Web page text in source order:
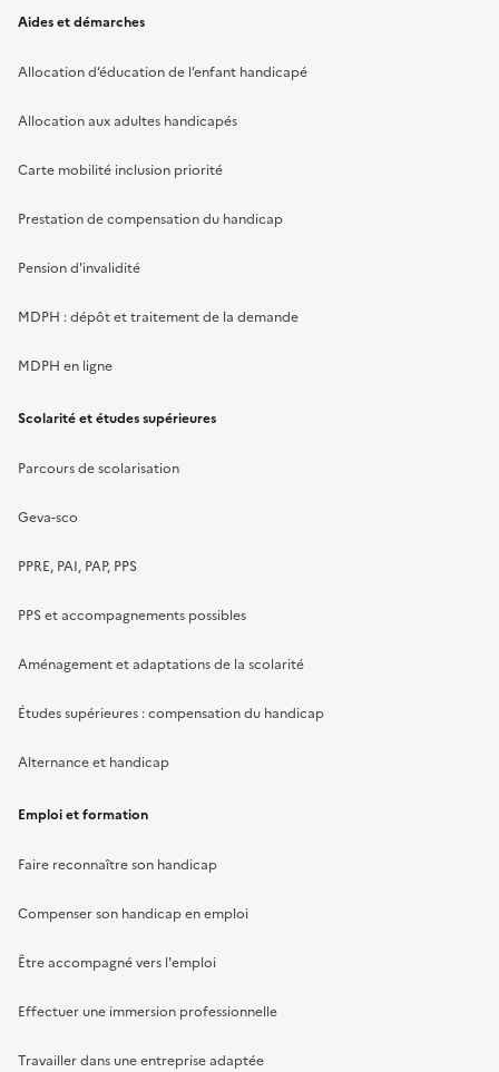
Aides et démarches
Allocation d’éducation de l’enfant handicapé
Allocation aux adultes handicapés
Carte mobilité inclusion priorité
Prestation de compensation du handicap
Pension d'invalidité
MDPH : dépôt et traitement de la demande
MDPH en ligne
Scolarité et études supérieures
Parcours de scolarisation
Geva-sco
PPRE, PAI, PAP, PPS
PPS et accompagnements possibles
Aménagement et adaptations de la scolarité
Études supérieures : compensation du handicap
Alternance et handicap
Emploi et formation
Faire reconnaître son handicap
Compenser son handicap en emploi
Être accompagné vers l'emploi
Effectuer une immersion professionnelle
Travailler dans une entreprise adaptée